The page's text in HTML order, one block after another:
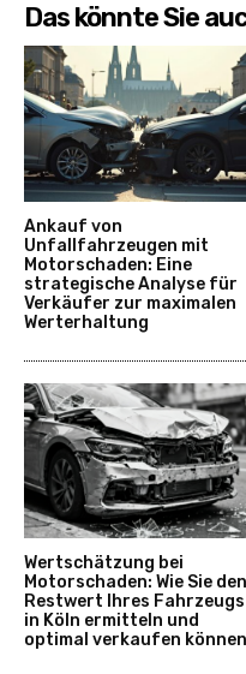
Das könnte Sie
Ankauf von
Unfallfahrzeugen mit
Motorschaden: Eine
strategische Analyse für
Verkäufer zur maximalen
Werterhaltung
Wertschätzung bei
Motorschaden: Wie Sie den
Restwert Ihres Fahrzeugs
in Köln ermitteln und
optimal verkaufen können